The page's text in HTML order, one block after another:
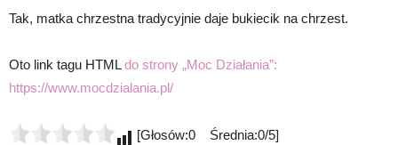
Tak, matka chrzestna tradycyjnie daje bukiecik na chrzest.
Oto link tagu HTMLdo strony „Moc Działania”:
https://www.mocdzialania.pl/
[Głosów:0 Średnia:0/5]